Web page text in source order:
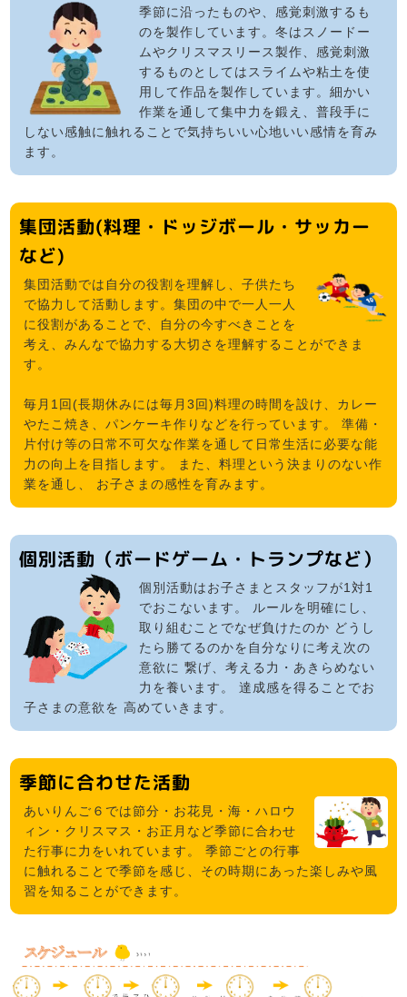
季節に沿ったものや、感覚刺激するも
のを製作しています。冬はスノードー
ムやクリスマスリース製作、感覚刺激
するものとしてはスライムや粘土を使
用して作品を製作しています。細かい
作業を通して集中力を鍛え、普段手に
しない感触に触れることで気持ちいい心地いい感情を育み
ます。
集団活動(料理・ドッジボール・サッカー
など)
集団活動では自分の役割を理解し、子供たち
で協力して活動します。集団の中で一人一人
に役割があることで、自分の今すべきことを
考え、みんなで協力する大切さを理解することができま
す。
毎月1回(長期休みには毎月3回)料理の時間を設け、カレー
やたこ焼き、パンケーキ作りなどを行っています。 準備・
片付け等の日常不可欠な作業を通して日常生活に必要な能
力の向上を目指します。 また、料理という決まりのない作
業を通し、 お子さまの感性を育みます。
個別活動（ボードゲーム・トランプなど）
個別活動はお子さまとスタッフが1対1
でおこないます。 ルールを明確にし、
取り組むことでなぜ負けたのか どうし
たら勝てるのかを自分なりに考え次の
意欲に 繋げ、考える力・あきらめない
力を養います。 達成感を得ることでお
子さまの意欲を 高めていきます。
季節に合わせた活動
あいりんご６では節分・お花見・海・ハロウ
ィン・クリスマス・お正月など季節に合わせ
た行事に力をいれています。 季節ごとの行事
に触れることで季節を感じ、その時期にあった楽しみや風
習を知ることができます。